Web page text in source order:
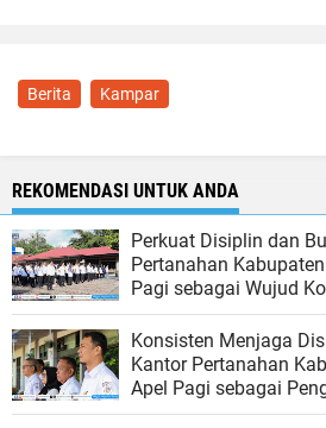
Berita Kampar
REKOMENDASI UNTUK ANDA
Perkuat Disiplin dan
Pertanahan
Pagi sebagai Wujud
Kualitas Pelayanan
Konsisten Menjaga
Kantor Pertanahan
Apel Pagi sebagai
Organisasi